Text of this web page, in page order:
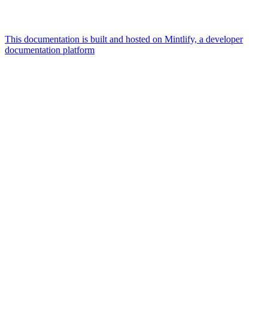
This documentation is built and hosted on Mintlify, a developer
documentation platform